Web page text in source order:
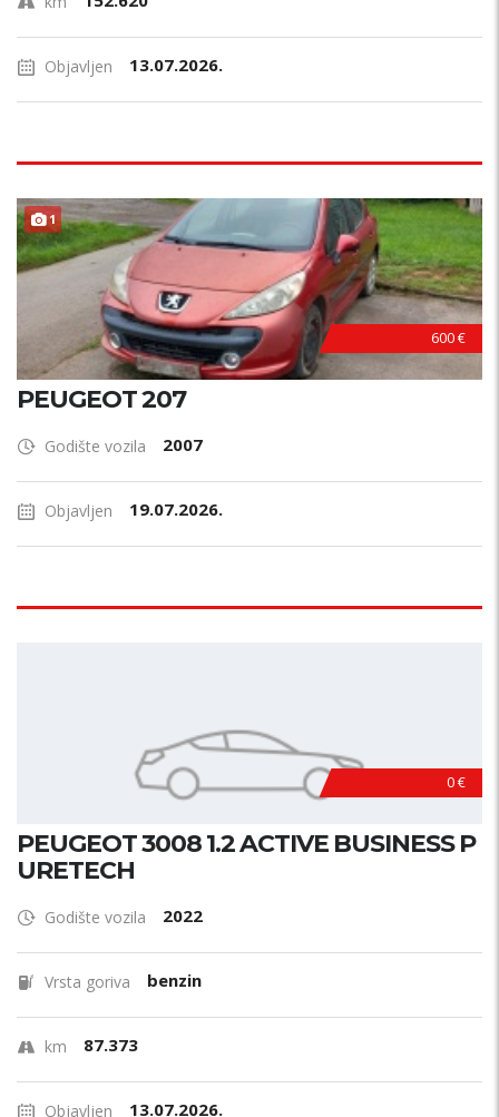
Objavljen 13.07.2026.
1
600 €
PEUGEOT 207
Godište vozila 2007
Objavljen 19.07.2026.
0 €
PEUGEOT 3008 1.2 ACTIVE BUSINESS P
URETECH
Godište vozila 2022
Vrsta goriva benzin
km 87.373
Objavljen 13.07.2026.